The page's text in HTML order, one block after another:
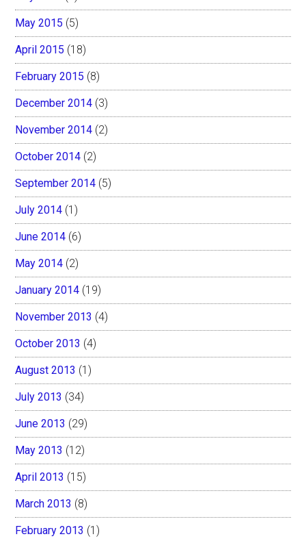
May 2015 (5)
April 2015 (18)
February 2015 (8)
December 2014 (3)
November 2014 (2)
October 2014 (2)
September 2014 (5)
July 2014 (1)
June 2014 (6)
May 2014 (2)
January 2014 (19)
November 2013 (4)
October 2013 (4)
August 2013 (1)
July 2013 (34)
June 2013 (29)
May 2013 (12)
April 2013 (15)
March 2013 (8)
February 2013 (1)